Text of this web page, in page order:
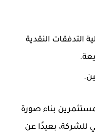
التدفقات النقدية
بناء صورة
للشركة، بعيدًا عن